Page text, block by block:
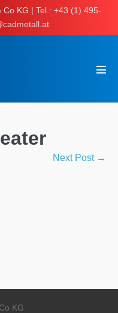
Co KG | Tel.: +43 (1) 495-
Next Post →
KG